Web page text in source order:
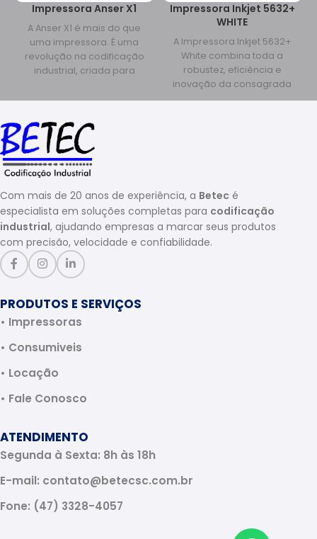
Impressora Anser X1
A Anser X1 é mais do que
uma impressora. É uma
revolução na codificação
industrial, criada para
Impressora Inkjet 5632+
WHITE
A Impressora Inkjet 5632+
White combina toda a
robustez, eficiência e
inovação da consagrada
linha 5632+ com um
Com mais de 20 anos de experiência, a Betec é
especialista em soluções completas para codificação
industrial, ajudando empresas a marcar seus produtos
com precisão, velocidade e confiabilidade.
PRODUTOS E SERVIÇOS
• Impressoras
• Consumiveis
• Locação
• Fale Conosco
ATENDIMENTO
Segunda à Sexta: 8h às 18h
E-mail: contato@betecsc.com.br
Fone: (47) 3328-4057